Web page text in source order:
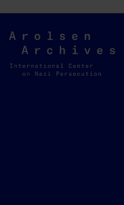
Arolsen
Archives